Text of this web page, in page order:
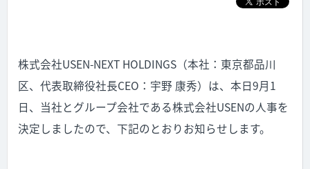
株式会社USEN-NEXT HOLDINGS（本社：東京都品川
区、代表取締役社長CEO：宇野 康秀）は、本日9月1
日、当社とグループ会社である株式会社USENの人事を
決定しましたので、下記のとおりお知らせします。